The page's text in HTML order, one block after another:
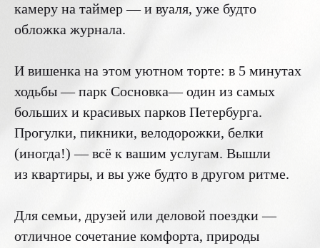
камеру на таймер — и вуаля, уже будто
обложка журнала.
И вишенка на этом уютном торте: в 5 минутах
ходьбы — парк Сосновка— один из самых
больших и красивых парков Петербурга.
Прогулки, пикники, велодорожки, белки
(иногда!) — всё к вашим услугам. Вышли
из квартиры, и вы уже будто в другом ритме.
Для семьи, друзей или деловой поездки —
отличное сочетание комфорта, природы